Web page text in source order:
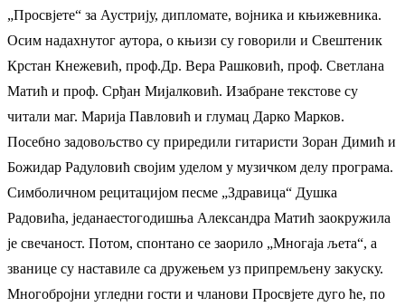
„Просвјете“ за Аустрију, дипломате, војника и књижевника.
Осим надахнутог аутора, о књизи су говорили и Свештеник
Крстан Кнежевић, проф.Др. Вера Рашковић, проф. Светлана
Матић и проф. Срђан Мијалковић. Изабране текстове су
читали маг. Марија Павловић и глумац Дарко Марков.
Посебно задовољство су приредили гитаристи Зоран Димић и
Божидар Радуловић својим уделом у музичком делу програма.
Симболичном рецитацијом песме „Здравица“ Душка
Радовића, једанаестогодишња Александра Матић заокружила
је свечаност. Потом, спонтано се заорило „Многаја љета“, а
званице су наставиле са дружењем уз припремљену закуску.
Многобројни угледни гости и чланови Просвјете дуго ће, по